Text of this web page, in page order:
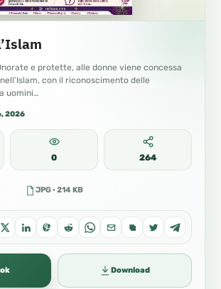
e protette, alle donne viene concessa
con il riconoscimento delle
uomini…
2026
0 264
JPG · 214 KB
Download